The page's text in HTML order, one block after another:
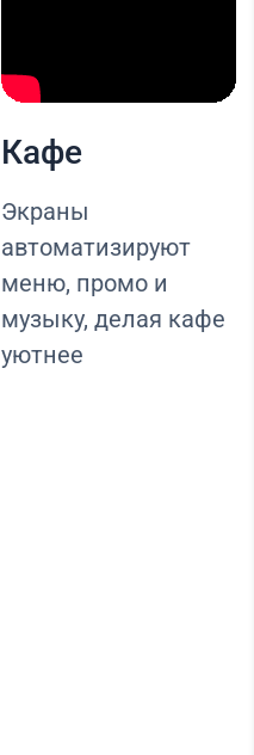
Кафе
Экраны
автоматизируют
меню, промо и
музыку, делая кафе
уютнее